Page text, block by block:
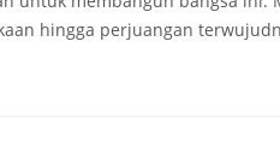
hingga perjuangan